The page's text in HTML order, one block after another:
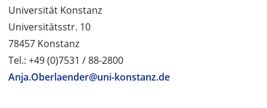
Universität Konstanz
Universitätsstr. 10
78457 Konstanz
Tel.: +49 (0)7531 / 88-2800
Anja.Oberlaender@uni-konstanz.de